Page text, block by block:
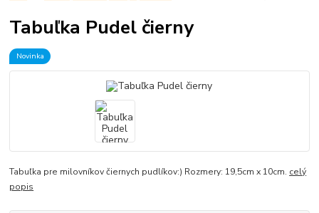
Tabuľka Pudel čierny
Novinka
Tabuľka pre milovníkov čiernych pudlíkov:) Rozmery: 19,5cm x 10cm. celý
popis